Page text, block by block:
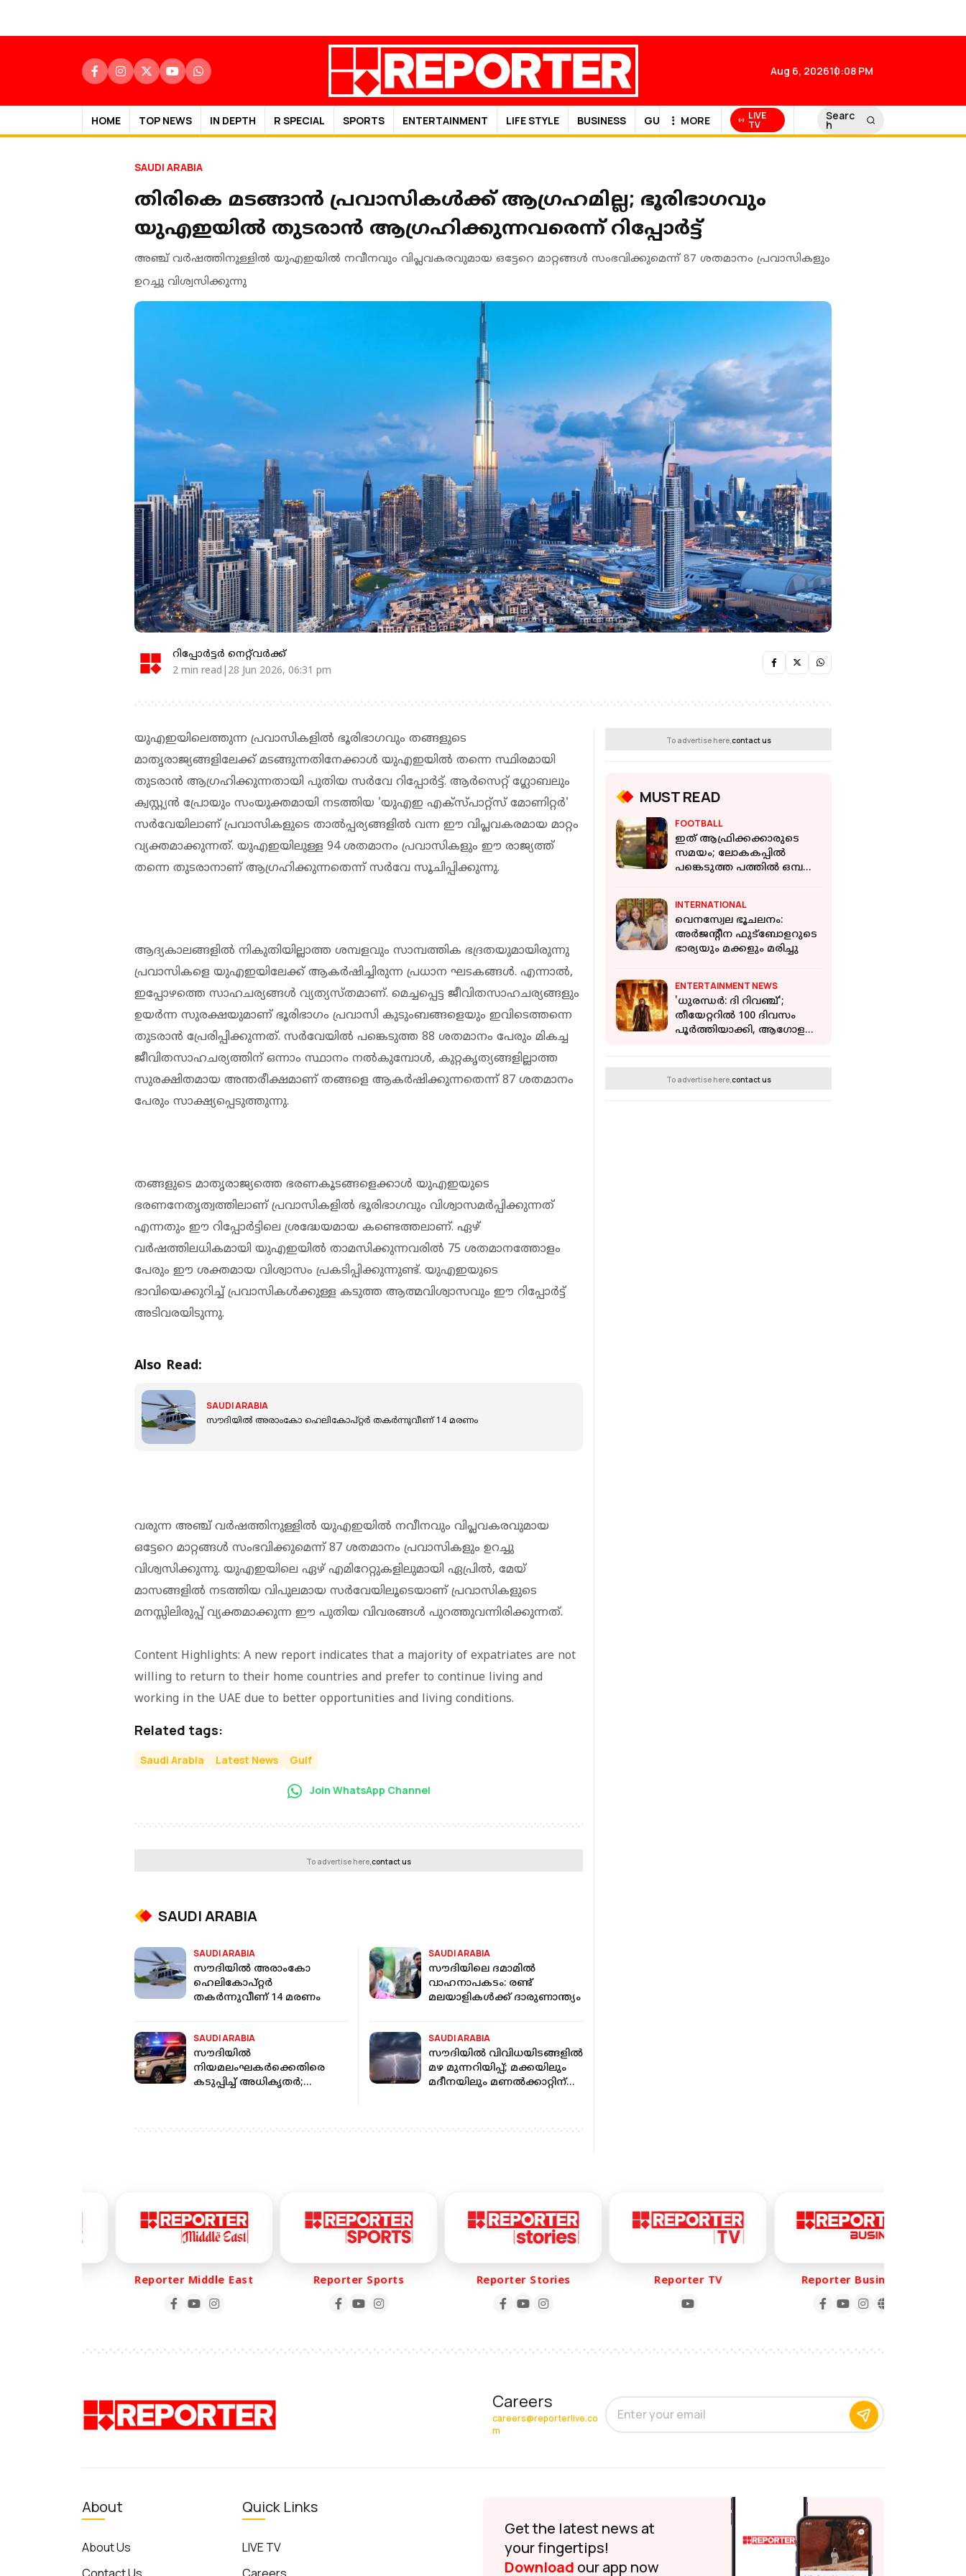
Aug 6, 202610:08 PM
HOME TOP NEWS IN DEPTH R SPECIAL SPORTS ENTERTAINMENT LIFE STYLE BUSINESS GULF NEWS
MORE LIVE
TV
Searc
h
SAUDI ARABIA
തിരികെ മടങ്ങാൻ പ്രവാസികൾക്ക് ആ​ഗ്രഹമില്ല; ഭൂരിഭാഗവും
യുഎഇയിൽ തുടരാൻ ആഗ്രഹിക്കുന്നവരെന്ന് റിപ്പോർട്ട്
അഞ്ച് വർഷത്തിനുള്ളിൽ യുഎഇയിൽ നവീനവും വിപ്ലവകരവുമായ ഒട്ടേറെ മാറ്റങ്ങൾ സംഭവിക്കുമെന്ന് 87 ശതമാനം പ്രവാസികളും
ഉറച്ചു വിശ്വസിക്കുന്നു
റിപ്പോർട്ടർ നെറ്റ്‌വര്‍ക്ക്‌
2 min read|28 Jun 2026, 06:31 pm
യുഎഇയിലെത്തുന്ന പ്രവാസികളിൽ ഭൂരിഭാഗവും തങ്ങളുടെ
മാതൃരാജ്യങ്ങളിലേക്ക് മടങ്ങുന്നതിനേക്കാൾ യുഎഇയിൽ തന്നെ സ്ഥിരമായി
തുടരാൻ ആഗ്രഹിക്കുന്നതായി പുതിയ സർവേ റിപ്പോർട്ട്. ആർസെറ്റ് ഗ്ലോബലും
ക്വസ്റ്റ്യൻ പ്രോയും സംയുക്തമായി നടത്തിയ 'യുഎഇ എക്സ്പാറ്റ്സ് മോണിറ്റർ'
സർവേയിലാണ് പ്രവാസികളുടെ താൽപ്പര്യങ്ങളിൽ വന്ന ഈ വിപ്ലവകരമായ മാറ്റം
വ്യക്തമാക്കുന്നത്. യുഎഇയിലുള്ള 94 ശതമാനം പ്രവാസികളും ഈ രാജ്യത്ത്
തന്നെ തുടരാനാണ് ആഗ്രഹിക്കുന്നതെന്ന് സർവേ സൂചിപ്പിക്കുന്നു.
ആദ്യകാലങ്ങളിൽ നികുതിയില്ലാത്ത ശമ്പളവും സാമ്പത്തിക ഭദ്രതയുമായിരുന്നു
പ്രവാസികളെ യുഎഇയിലേക്ക് ആകർഷിച്ചിരുന്ന പ്രധാന ഘടകങ്ങൾ. എന്നാൽ,
ഇപ്പോഴത്തെ സാഹചര്യങ്ങൾ വ്യത്യസ്തമാണ്. മെച്ചപ്പെട്ട ജീവിതസാഹചര്യങ്ങളും
ഉയർന്ന സുരക്ഷയുമാണ് ഭൂരിഭാഗം പ്രവാസി കുടുംബങ്ങളെയും ഇവിടെത്തന്നെ
തുടരാൻ പ്രേരിപ്പിക്കുന്നത്. സർവേയിൽ പങ്കെടുത്ത 88 ശതമാനം പേരും മികച്ച
ജീവിതസാഹചര്യത്തിന് ഒന്നാം സ്ഥാനം നൽകുമ്പോൾ, കുറ്റകൃത്യങ്ങളില്ലാത്ത
സുരക്ഷിതമായ അന്തരീക്ഷമാണ് തങ്ങളെ ആകർഷിക്കുന്നതെന്ന് 87 ശതമാനം
പേരും സാക്ഷ്യപ്പെടുത്തുന്നു.
തങ്ങളുടെ മാതൃരാജ്യത്തെ ഭരണകൂടങ്ങളെക്കാൾ യുഎഇയുടെ
ഭരണനേതൃത്വത്തിലാണ് പ്രവാസികളിൽ ഭൂരിഭാഗവും വിശ്വാസമർപ്പിക്കുന്നത്
എന്നതും ഈ റിപ്പോർട്ടിലെ ശ്രദ്ധേയമായ കണ്ടെത്തലാണ്. ഏഴ്
വർഷത്തിലധികമായി യുഎഇയിൽ താമസിക്കുന്നവരിൽ 75 ശതമാനത്തോളം
പേരും ഈ ശക്തമായ വിശ്വാസം പ്രകടിപ്പിക്കുന്നുണ്ട്. യുഎഇയുടെ
ഭാവിയെക്കുറിച്ച് പ്രവാസികൾക്കുള്ള കടുത്ത ആത്മവിശ്വാസവും ഈ റിപ്പോർട്ട്
അടിവരയിടുന്നു.
Also Read:
SAUDI ARABIA
സൗദിയിൽ അരാംകോ ഹെലികോപ്റ്റർ തകർന്നുവീണ് 14 മരണം
വരുന്ന അഞ്ച് വർഷത്തിനുള്ളിൽ യുഎഇയിൽ നവീനവും വിപ്ലവകരവുമായ
ഒട്ടേറെ മാറ്റങ്ങൾ സംഭവിക്കുമെന്ന് 87 ശതമാനം പ്രവാസികളും ഉറച്ചു
വിശ്വസിക്കുന്നു. യുഎഇയിലെ ഏഴ് എമിറേറ്റുകളിലുമായി ഏപ്രിൽ, മേയ്
മാസങ്ങളിൽ നടത്തിയ വിപുലമായ സർവേയിലൂടെയാണ് പ്രവാസികളുടെ
മനസ്സിലിരുപ്പ് വ്യക്തമാക്കുന്ന ഈ പുതിയ വിവരങ്ങൾ പുറത്തുവന്നിരിക്കുന്നത്.
Content Highlights: A new report indicates that a majority of expatriates are not
willing to return to their home countries and prefer to continue living and
working in the UAE due to better opportunities and living conditions.
Related tags:
Saudi Arabia Latest News Gulf
Join WhatsApp Channel
To advertise here,contact us
SAUDI ARABIA
SAUDI ARABIA
സൗദിയിൽ അരാംകോ
ഹെലികോപ്റ്റർ
തകർന്നുവീണ് 14 മരണം
SAUDI ARABIA
സൗദിയിലെ ദമാമിൽ
വാഹനാപകടം: രണ്ട്
മലയാളികൾക്ക് ദാരുണാന്ത്യം
SAUDI ARABIA
സൗദിയിൽ
നിയമലംഘകർക്കെതിരെ
കടുപ്പിച്ച് അധികൃതർ;
നാടുകടത്തി
SAUDI ARABIA
സൗദിയിൽ വിവിധയിടങ്ങളിൽ
മഴ മുന്നറിയിപ്പ്; മക്കയിലും
മദീനയിലും മണൽക്കാറ്റിന്
To advertise here, contact us
MUST READ
FOOTBALL
ഇത് ആഫ്രിക്കക്കാരുടെ
സമയം; ലോകകപ്പില്‍
പങ്കെടുത്ത പത്തില്‍ ഒമ്പത്
INTERNATIONAL
വെനസ്വേല ഭൂചലനം:
അര്‍ജന്റീന ഫുട്‌ബോളറുടെ
ഭാര്യയും മക്കളും മരിച്ചു
ENTERTAINMENT NEWS
'ധുരന്ധര്‍: ദി റിവഞ്ച്';
തീയേറ്ററില്‍ 100 ദിവസം
പൂര്‍ത്തിയാക്കി, ആഗോള
To advertise here, contact us
Reporter Middle East Reporter Sports Reporter Stories Reporter TV Reporter Business
Careers
careers@reporterlive.co
m
About
About Us
Quick Links
LIVE TV
Get the latest news at
your fingertips!
Download our app now